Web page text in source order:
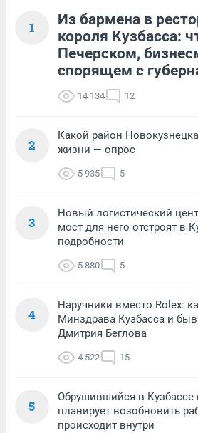
1
Из бармена в
короля Кузбасса:
Печерском,
спорящем с
14 134 12
2
Какой район
жизни — опрос
5 935 5
3
Новый логистический
мост для него отстроят в
подробности
5 880 5
4
Наручники вместо Rolex:
Минздрава Кузбасса и
Дмитрия Беглова
4 522 15
5
Обрушившийся в Кузбассе
планирует возобновить
происходит внутри